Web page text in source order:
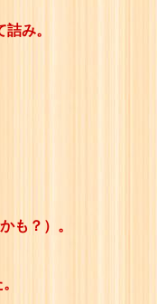
み。
も？）。